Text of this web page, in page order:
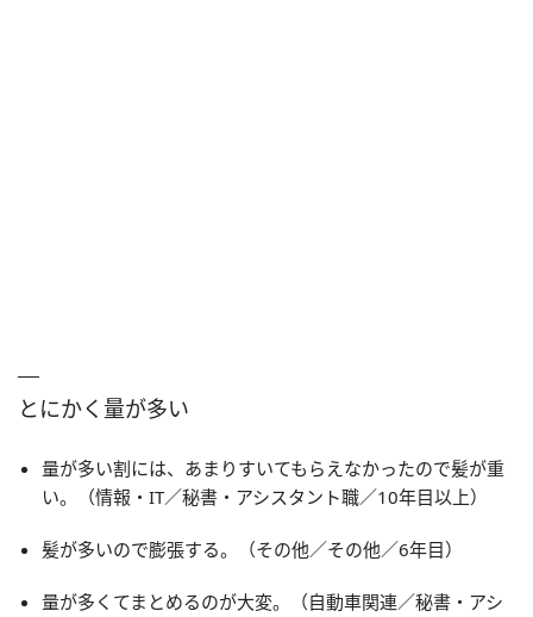
とにかく量が多い
量が多い割には、あまりすいてもらえなかったので髪が重
い。（情報・IT／秘書・アシスタント職／10年目以上）
髪が多いので膨張する。（その他／その他／6年目）
量が多くてまとめるのが大変。（自動車関連／秘書・アシ